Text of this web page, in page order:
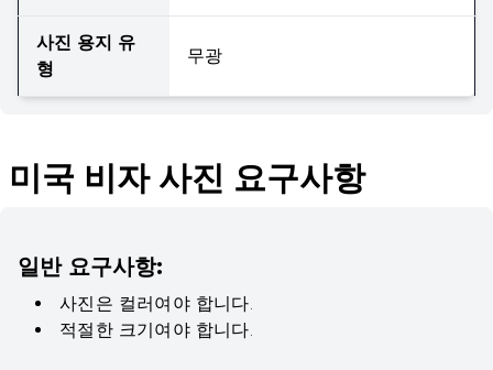
사진 용지 유
형
무광
미국 비자 사진 요구사항
일반 요구사항:
사진은 컬러여야 합니다.
적절한 크기여야 합니다.